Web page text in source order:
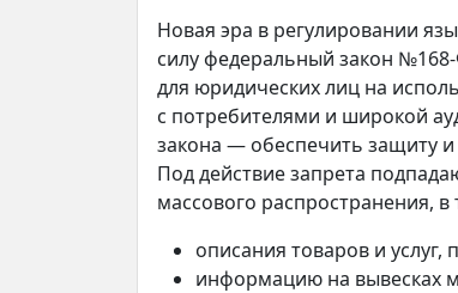
Новая эра в регулировании
силу федеральный закон
для юридических лиц на
с потребителями и широкой
закона — обеспечить защиту и
Под действие запрета
массового распространения, в
описания товаров и услуг,
информацию на вывесках